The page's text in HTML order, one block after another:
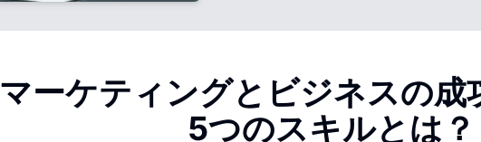
マーケティングとビジネスの成
5つのスキルとは？